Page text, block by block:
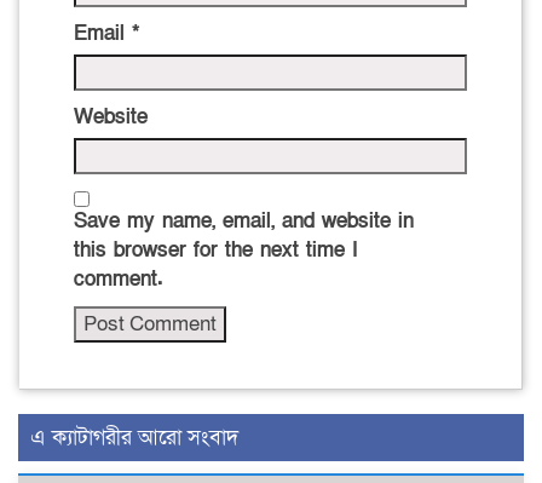
Email *
Website
Save my name, email, and website in
this browser for the next time I
comment.
এ ক্যাটাগরীর আরো সংবাদ